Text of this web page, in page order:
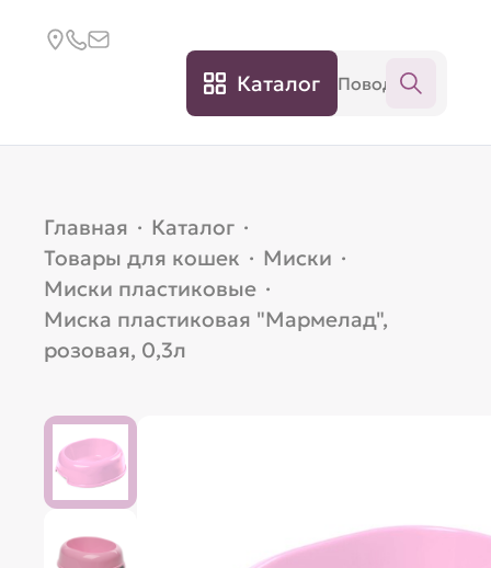
Каталог
Главная · Каталог ·
Товары для кошек · Миски ·
Миски пластиковые ·
Миска пластиковая "Мармелад",
розовая, 0,3л